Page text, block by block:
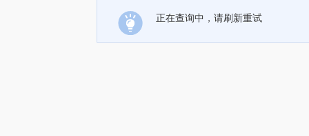
正在查询中，请刷新重试